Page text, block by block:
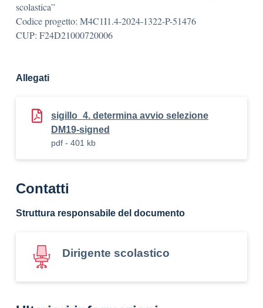
scolastica”
Codice progetto: M4C1I1.4-2024-1322-P-51476
CUP: F24D21000720006
Allegati
sigillo_4. determina avvio selezione
DM19-signed
pdf - 401 kb
Contatti
Struttura responsabile del documento
Dirigente scolastico